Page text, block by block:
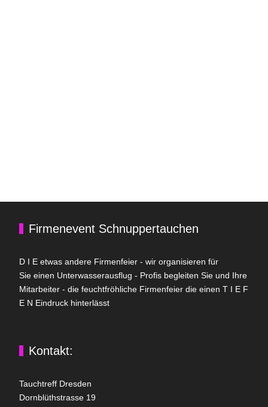
Firmenevent Schnuppertauchen
D I E etwas andere Firmenfeier - wir organisieren für
Sie einen Unterwasserausflug - Profis begleiten Sie und Ihre
Mitarbeiter - die feuchtfröhliche Firmenfeier die einen T I E F
E N Eindruck hinterlässt
Kontakt:
Tauchtreff Dresden
Dorn­blüth­strasse 19